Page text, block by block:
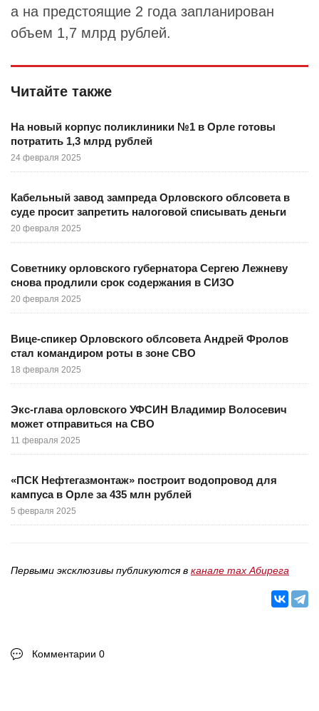
а на предстоящие 2 года запланирован
объем 1,7 млрд рублей.
Читайте также
На новый корпус поликлиники №1 в Орле готовы
потратить 1,3 млрд рублей
24 февраля 2025
Кабельный завод зампреда Орловского облсовета в
суде просит запретить налоговой списывать деньги
20 февраля 2025
Советнику орловского губернатора Сергею Лежневу
снова продлили срок содержания в СИЗО
20 февраля 2025
Вице-спикер Орловского облсовета Андрей Фролов
стал командиром роты в зоне СВО
18 февраля 2025
Экс-глава орловского УФСИН Владимир Волосевич
может отправиться на СВО
11 февраля 2025
«ПСК Нефтегазмонтаж» построит водопровод для
кампуса в Орле за 435 млн рублей
5 февраля 2025
Первыми эксклюзивы публикуются в канале max Абирега
Комментарии 0